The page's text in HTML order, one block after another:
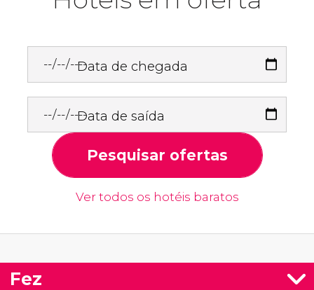
Data de chegada
Data de saída
Pesquisar ofertas
Ver todos os hotéis baratos
Fez